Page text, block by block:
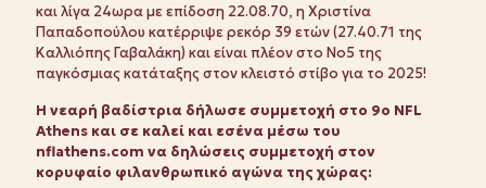
και λίγα 24ωρα με επίδοση 22.08.70, η Χριστίνα
Παπαδοπούλου κατέρριψε ρεκόρ 39 ετών (27.40.71 της
Καλλιόπης Γαβαλάκη) και είναι πλέον στο Νο5 της
παγκόσμιας κατάταξης στον κλειστό στίβο για το 2025!
Η νεαρή βαδίστρια δήλωσε συμμετοχή στο 9ο NFL
Athens και σε καλεί και εσένα μέσω του
nflathens.com να δηλώσεις συμμετοχή στον
κορυφαίο φιλανθρωπικό αγώνα της χώρας: